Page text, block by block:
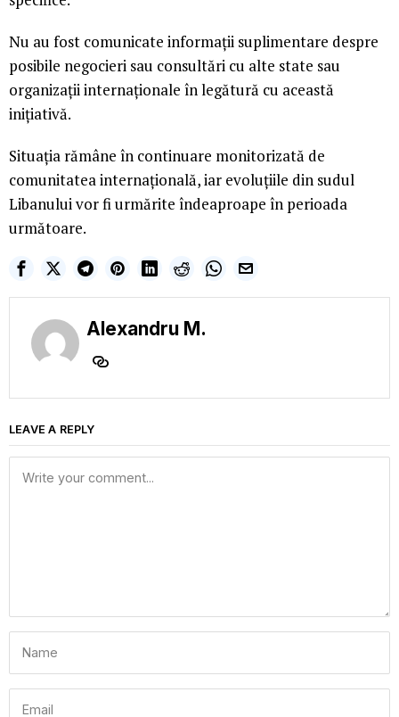
Nu au fost comunicate informații suplimentare despre
posibile negocieri sau consultări cu alte state sau
organizații internaționale în legătură cu această
inițiativă.
Situația rămâne în continuare monitorizată de
comunitatea internațională, iar evoluțiile din sudul
Libanului vor fi urmărite îndeaproape în perioada
următoare.
Alexandru M.
LEAVE A REPLY